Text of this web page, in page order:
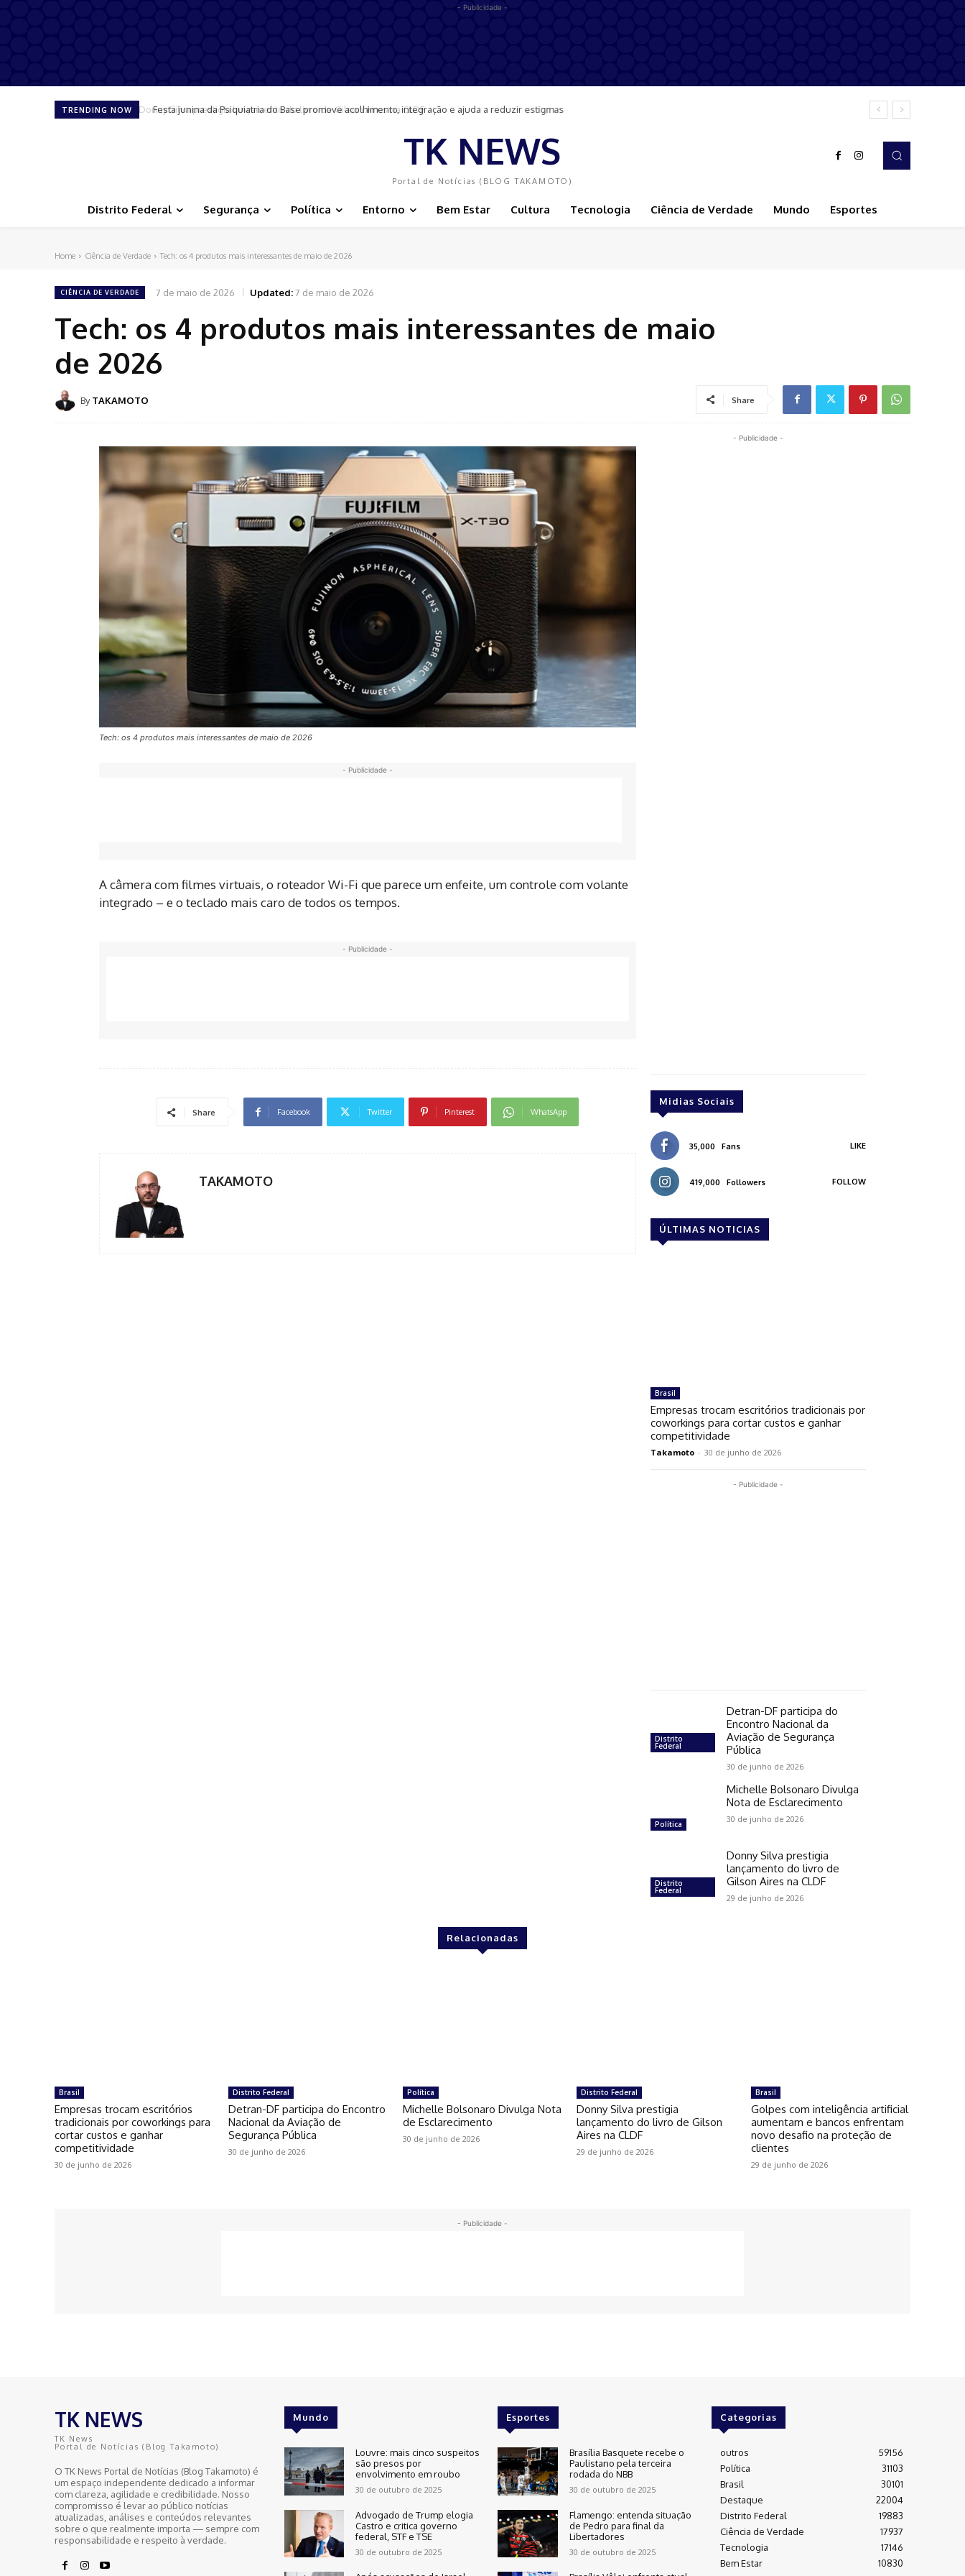
- Publicidade -
TRENDING NOW Festa junina da Psiquiatria do Base promove acolhimento, integração e ajuda a reduzir estigmas
TK NEWS
Portal de Notícias (BLOG TAKAMOTO)
Distrito Federal Segurança Política Entorno Bem Estar Cultura Tecnologia Ciência de Verdade Mundo Esportes
Home Ciência de Verdade Tech: os 4 produtos mais interessantes de maio de 2026
CIÊNCIA DE VERDADE 7 de maio de 2026 Updated:7 de maio de 2026
Tech: os 4 produtos mais interessantes de maio
de 2026
By TAKAMOTO Share
Tech: os 4 produtos mais interessantes de maio de 2026
- Publicidade -
A câmera com filmes virtuais, o roteador Wi-Fi que parece um enfeite, um controle com volante
integrado – e o teclado mais caro de todos os tempos.
- Publicidade -
Share Facebook Twitter Pinterest WhatsApp
TAKAMOTO
- Publicidade -
Midias Sociais
35,000 Fans LIKE
419,000 Followers FOLLOW
ÚLTIMAS NOTICIAS
Brasil
Empresas trocam escritórios tradicionais por
coworkings para cortar custos e ganhar
competitividade
Takamoto - 30 de junho de 2026
- Publicidade -
Distrito
Federal
Detran-DF participa do
Encontro Nacional da
Aviação de Segurança
Pública
30 de junho de 2026
Política
Michelle Bolsonaro Divulga
Nota de Esclarecimento
30 de junho de 2026
Distrito
Federal
Donny Silva prestigia
lançamento do livro de
Gilson Aires na CLDF
29 de junho de 2026
Relacionadas
Brasil
Empresas trocam escritórios
tradicionais por coworkings para
cortar custos e ganhar
competitividade
30 de junho de 2026
Distrito Federal
Detran-DF participa do Encontro
Nacional da Aviação de
Segurança Pública
30 de junho de 2026
Política
Michelle Bolsonaro Divulga Nota
de Esclarecimento
30 de junho de 2026
Distrito Federal
Donny Silva prestigia
lançamento do livro de Gilson
Aires na CLDF
29 de junho de 2026
Brasil
Golpes com inteligência artificial
aumentam e bancos enfrentam
novo desafio na proteção de
clientes
29 de junho de 2026
- Publicidade -
TK NEWS
TK News
Portal de Notícias (Blog Takamoto)
O TK News Portal de Notícias (Blog Takamoto) é
um espaço independente dedicado a informar
com clareza, agilidade e credibilidade. Nosso
compromisso é levar ao público notícias
atualizadas, análises e conteúdos relevantes
sobre o que realmente importa — sempre com
responsabilidade e respeito à verdade.
Mundo
Louvre: mais cinco suspeitos
são presos por
envolvimento em roubo
30 de outubro de 2025
Advogado de Trump elogia
Castro e critica governo
federal, STF e TSE
30 de outubro de 2025
Esportes
Brasília Basquete recebe o
Paulistano pela terceira
rodada do NBB
30 de outubro de 2025
Flamengo: entenda situação
de Pedro para final da
Libertadores
30 de outubro de 2025
Categorias
outros
59156
Política
31103
Brasil
30101
Destaque
22004
Distrito Federal
19883
Ciência de Verdade
17937
Tecnologia
17146
Bem Estar
10830